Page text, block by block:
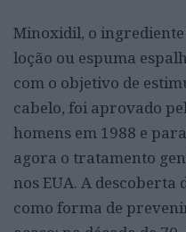
Minoxidil, o
loção ou espuma
com o objetivo de
cabelo, foi aprovado
homens em 1988 e
agora o tratamento
nos EUA. A descoberta
como forma de